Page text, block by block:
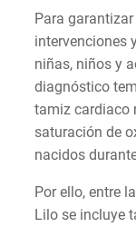
Para
intervenciones
niñas, niños y
diagnóstico
tamiz cardiaco
saturación de
nacidos
Por ello, entre
Lilo se incluye